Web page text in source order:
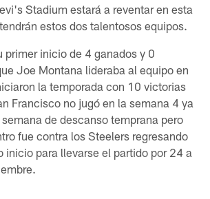
Stadium estará a reventar en esta
estos dos talentosos equipos.
primer inicio de 4 ganados y 0
Joe Montana lideraba al equipo en
la temporada con 10 victorias
Francisco no jugó en la semana 4 ya
de descanso temprana pero
fue contra los Steelers regresando
inicio para llevarse el partido por 24 a